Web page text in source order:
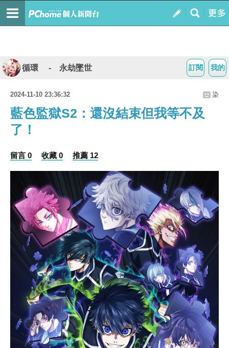
我的
訂閱
循環 - 永劫墜世
2024-11-10 23:36:32 染
藍色監獄S2：還沒結束但我等不及
了！
留言 0 收藏 0 推薦 12